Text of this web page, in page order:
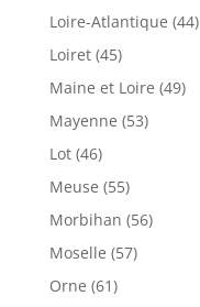
Loire-Atlantique (44)
Loiret (45)
Maine et Loire (49)
Mayenne (53)
Lot (46)
Meuse (55)
Morbihan (56)
Moselle (57)
Orne (61)